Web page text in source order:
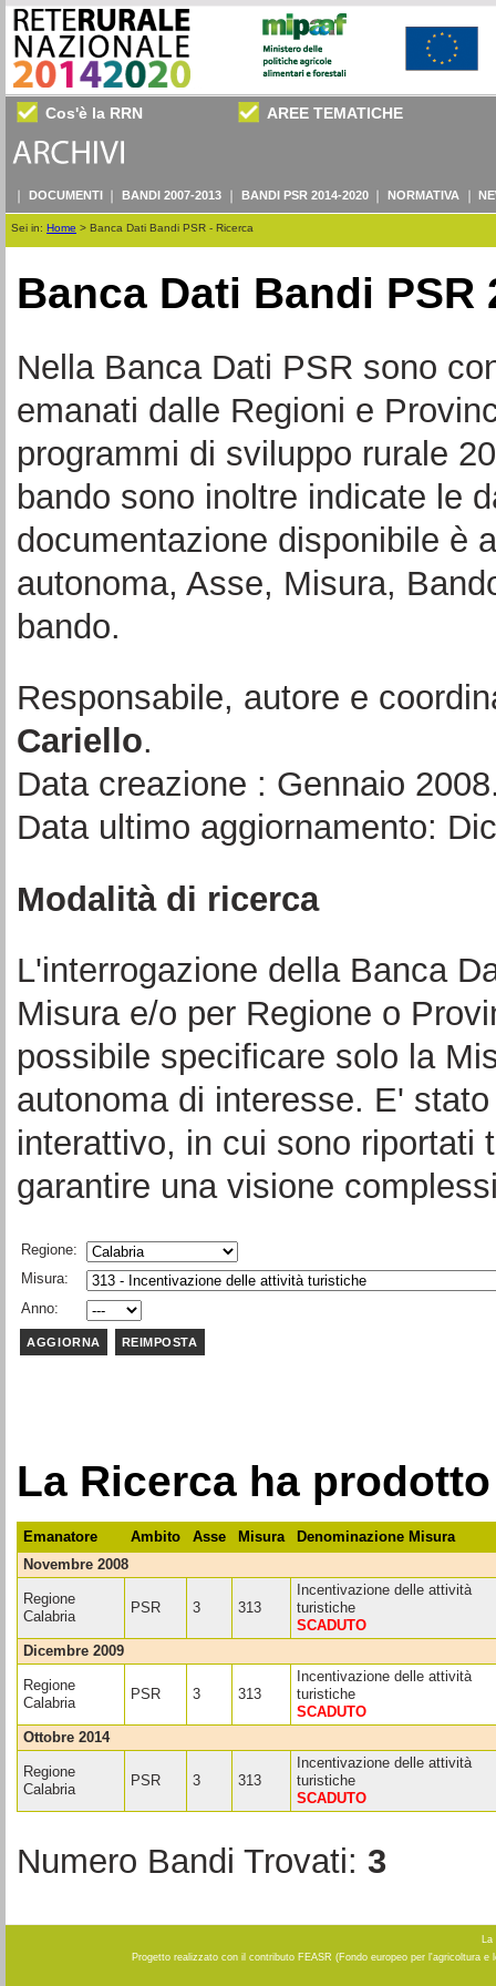
Cos'è la RRN AREE TEMATICHE
DOCUMENTI BANDI 2007-2013 BANDI PSR 2014-2020 NORMATIVA
Sei in: Home > Banca Dati Bandi PSR - Ricerca
Banca Dati Bandi PSR
Nella Banca Dati PSR sono
emanati dalle Regioni e
programmi di sviluppo rurale
bando sono inoltre indicate le
documentazione disponibile è
autonoma, Asse, Misura,
bando.
Responsabile, autore e
Cariello.
Data creazione : Gennaio
Data ultimo aggiornamento:
Modalità di ricerca
L'interrogazione della Banca
Misura e/o per Regione o
possibile specificare solo la
autonoma di interesse. E'
interattivo, in cui sono riportati
garantire una visione
Regione:
Misura:
Anno:
La Ricerca ha
Emanatore Ambito Asse Misura
Denominazione Misura
novembre 2008
Regione
Calabria
PSR 3 313
Incentivazione delle attività
turistiche
SCADUTO
dicembre 2009
Regione
Calabria
PSR 3 313
Incentivazione delle attività
turistiche
SCADUTO
ottobre 2014
Regione
Calabria
PSR 3 313
Incentivazione delle attività
turistiche
SCADUTO
Numero Bandi Trovati: 3
Progetto realizzato con il contributo FEASR (Fondo europeo per l'agricoltura